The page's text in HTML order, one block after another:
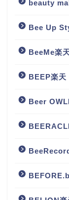
beauty
Bee Up
BeeMe楽
BEEP楽天
Beer